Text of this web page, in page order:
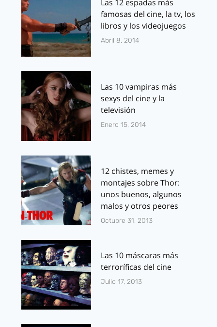
Las 12 espadas más
famosas del cine, la tv, los
libros y los videojuegos
Abril 8, 2014
Las 10 vampiras más
sexys del cine y la
televisión
Enero 15, 2014
12 chistes, memes y
montajes sobre Thor:
unos buenos, algunos
malos y otros peores
Octubre 31, 2013
Las 10 máscaras más
terroríficas del cine
Julio 17, 2013